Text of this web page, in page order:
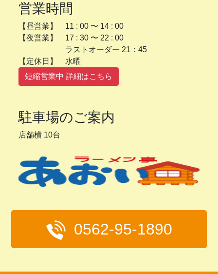
営業時間
【昼営業】 11 : 00 〜 14 : 00
【夜営業】 17 : 30 〜 22 : 00
ラストオーダー 21：45
【定休日】 水曜
短縮営業中 詳細はこちら
駐車場のご案内
店舗横 10台
0562-95-1890